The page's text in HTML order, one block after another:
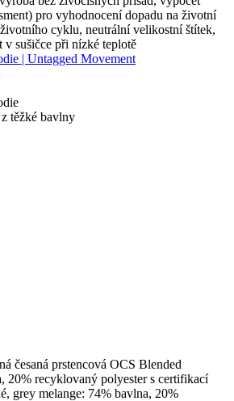
pro vyhodnocení dopadu na životní
cyklu, neutrální velikostní štítek,
v sušičce při nízké teplotě
| Untagged Movement
těžké bavlny
česaná prstencová OCS Blended
20% recyklovaný polyester s certifikací
grey melange: 74% bavlna, 20%